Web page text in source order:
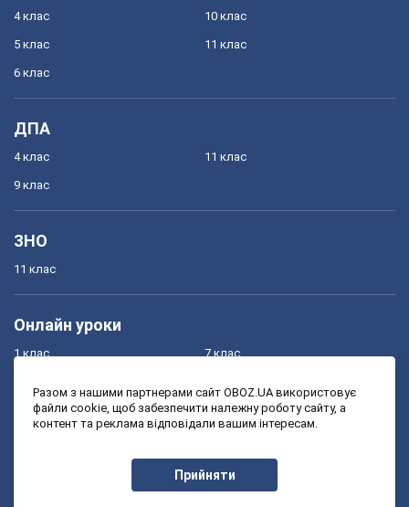
4 клас
5 клас
6 клас
10 клас
11 клас
ДПА
4 клас
9 клас
11 клас
ЗНО
11 клас
Онлайн уроки
1 клас
3 клас
7 клас
9 клас
Разом з нашими партнерами сайт OBOZ.UA використовує
файли cookie, щоб забезпечити належну роботу сайту, а
контент та реклама відповідали вашим інтересам.
Прийняти